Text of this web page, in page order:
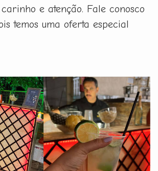
e atenção. Fale conosco
temos uma oferta especial